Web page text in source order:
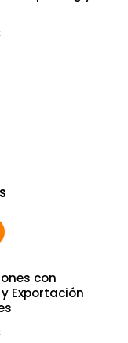
con
Exportación